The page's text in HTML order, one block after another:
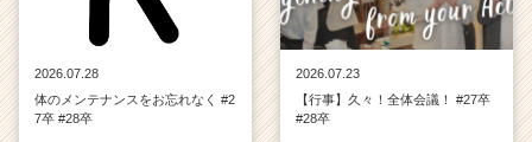
2026.07.28
体のメンテナンスをお忘れなく #2
7卒 #28卒
2026.07.23
【行事】久々！全体会議！ #27卒
#28卒